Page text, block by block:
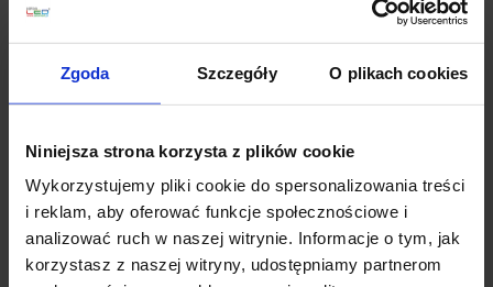
Zgoda Szczegóły O plikach cookies
Niniejsza strona korzysta z plików cookie
Wykorzystujemy pliki cookie do spersonalizowania treści
i reklam, aby oferować funkcje społecznościowe i
analizować ruch w naszej witrynie. Informacje o tym, jak
korzystasz z naszej witryny, udostępniamy partnerom
z możliwością regulowania tub. Konstrukcja oprawy
w dół lub regulację w dowolnym kierunku przy
wysuniętych reflektorkach. Całość wykonana z
o mocy 2x6W emitujące światło w białej ciepłej barwie
barwie 3000K z wysokim odwzorowywaniem barw
CRI>90. Lampka posiada kąt świecenia 2x24°, można
ją wykorzystać do oświetlenia ogólnego lub
akcentującego w salonie, jadalni, sypialni, kuchni,
korytarzu, a także w sklepach, biurach, hotelach itp.